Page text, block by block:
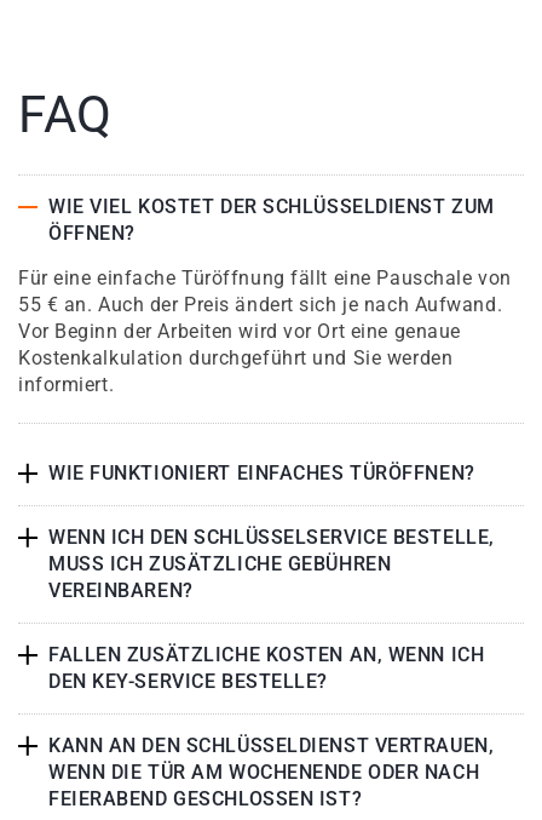
FAQ
WIE VIEL KOSTET DER SCHLÜSSELDIENST ZUM
ÖFFNEN?
Für eine einfache Türöffnung fällt eine Pauschale von
55 € an. Auch der Preis ändert sich je nach Aufwand.
Vor Beginn der Arbeiten wird vor Ort eine genaue
Kostenkalkulation durchgeführt und Sie werden
informiert.
WIE FUNKTIONIERT EINFACHES TÜRÖFFNEN?
WENN ICH DEN SCHLÜSSELSERVICE BESTELLE,
MUSS ICH ZUSÄTZLICHE GEBÜHREN
VEREINBAREN?
FALLEN ZUSÄTZLICHE KOSTEN AN, WENN ICH
DEN KEY-SERVICE BESTELLE?
KANN AN DEN SCHLÜSSELDIENST VERTRAUEN,
WENN DIE TÜR AM WOCHENENDE ODER NACH
FEIERABEND GESCHLOSSEN IST?